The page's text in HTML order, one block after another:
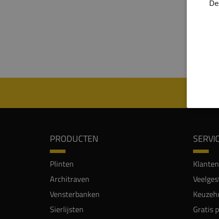
de
PRODUCTEN
Plinten
Architraven
Vensterbanken
Sierlijsten
Gratis